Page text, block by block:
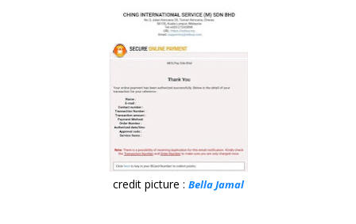
credit picture : Bella Jamal